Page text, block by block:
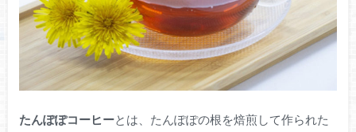
たんぽぽコーヒーとは、たんぽぽの根を焙煎して作られた